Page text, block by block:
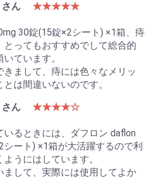
さん
★★★★★
30錠(15錠×2シート) ×1箱、痔
とってもおすすめでして総合的
ています。
まして、痔には色々なメリッ
は間違いないのです。
ん
★★★★☆
いるときには、ダフロン daflon
ート) ×1箱が大活躍するので利
うにはしています。
まして、実際には使用してよか